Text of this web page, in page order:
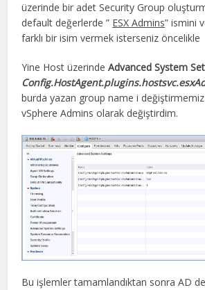
üzerinde bir adet Security Group
default değerlerde ” ESX Admins” ismini
farklı bir isim vermek isterseniz öncelikle
Yine Host üzerindeAdvanced System
burda yazan group name i
vSphere Admins olarak değiştirdim.
Bu işlemler tamamlandıktan sonra AD